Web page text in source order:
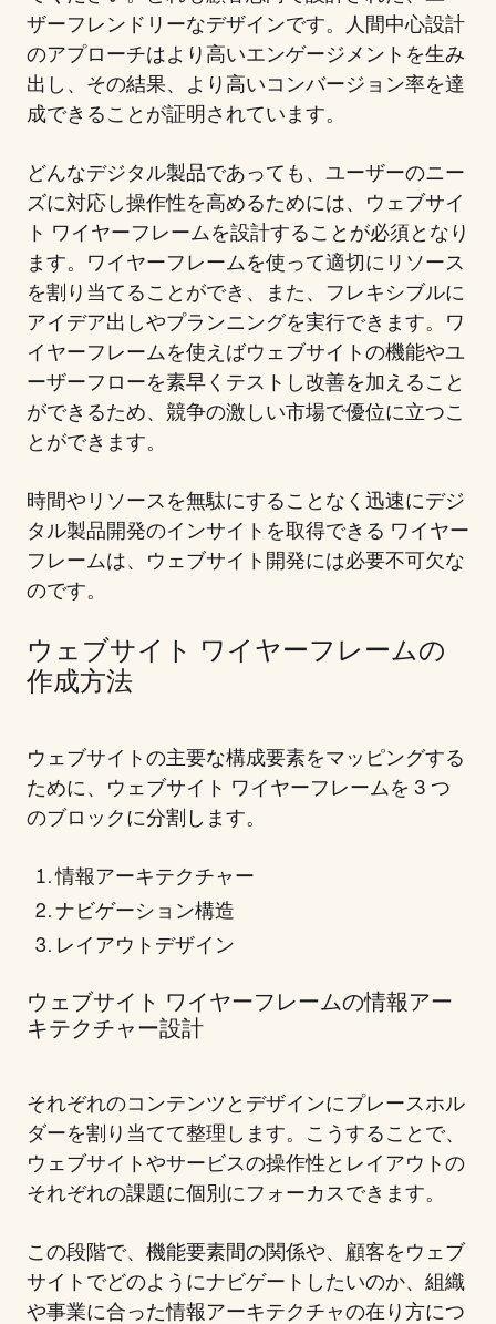
ザーフレンドリーなデザインです。人間中心設計
のアプローチはより高いエンゲージメントを生み
出し、その結果、より高いコンバージョン率を達
成できることが証明されています。
どんなデジタル製品であっても、ユーザーのニー
ズに対応し操作性を高めるためには、ウェブサイ
ト ワイヤーフレームを設計することが必須となり
ます。ワイヤーフレームを使って適切にリソース
を割り当てることができ、また、フレキシブルに
アイデア出しやプランニングを実行できます。ワ
イヤーフレームを使えばウェブサイトの機能やユ
ーザーフローを素早くテストし改善を加えること
ができるため、競争の激しい市場で優位に立つこ
とができます。
時間やリソースを無駄にすることなく迅速にデジ
タル製品開発のインサイトを取得できる ワイヤー
フレームは、ウェブサイト開発には必要不可欠な
のです。
ウェブサイト ワイヤーフレームの
作成方法
ウェブサイトの主要な構成要素をマッピングする
ために、ウェブサイト ワイヤーフレームを 3 つ
のブロックに分割します。
情報アーキテクチャー
ナビゲーション構造
レイアウトデザイン
ウェブサイト ワイヤーフレームの情報アー
キテクチャー設計
それぞれのコンテンツとデザインにプレースホル
ダーを割り当てて整理します。こうすることで、
ウェブサイトやサービスの操作性とレイアウトの
それぞれの課題に個別にフォーカスできます。
この段階で、機能要素間の関係や、顧客をウェブ
サイトでどのようにナビゲートしたいのか、組織
や事業に合った情報アーキテクチャの在り方につ